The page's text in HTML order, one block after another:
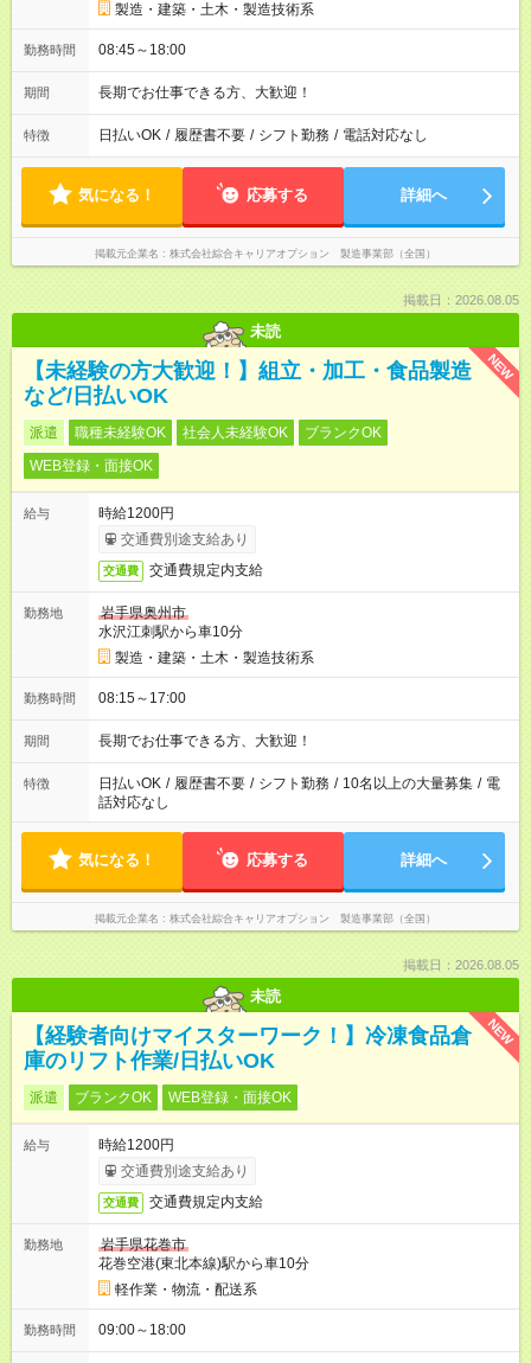
製造・建築・土木・製造技術系
勤務時間 08:45～18:00
期間 長期でお仕事できる方、大歓迎！
特徴 日払いOK / 履歴書不要 / シフト勤務 / 電話対応なし
気になる！ 応募する 詳細へ
掲載元企業名 株式会社綜合キャリアオプション 製造事業部（全国）
掲載日：2026.08.05
未読
NEW
【未経験の方大歓迎！】組立・加工・食品製造
など/日払いOK
派遣 職種未経験OK 社会人未経験OK
ブランクOK
WEB登録・面接OK
給与
時給1200円
交通費別途支給あり
交通費 交通費規定内支給
勤務地
岩手県奥州市
水沢江刺駅から車10分
製造・建築・土木・製造技術系
勤務時間 08:15～17:00
期間 長期でお仕事できる方、大歓迎！
特徴 日払いOK / 履歴書不要 / シフト勤務 / 10名以上の大量募集 / 電
話対応なし
気になる！ 応募する 詳細へ
掲載元企業名 株式会社綜合キャリアオプション 製造事業部（全国）
掲載日：2026.08.05
未読
NEW
【経験者向けマイスターワーク！】冷凍食品倉
庫のリフト作業/日払いOK
派遣 ブランクOK WEB登録・面接OK
給与
時給1200円
交通費別途支給あり
交通費 交通費規定内支給
勤務地
岩手県花巻市
花巻空港(東北本線)駅から車10分
軽作業・物流・配送系
勤務時間 09:00～18:00